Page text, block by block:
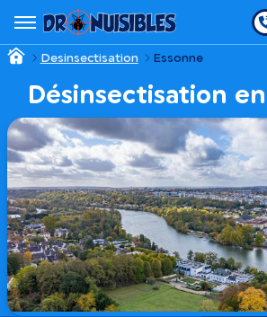
Desinsectisation Essonne
Désinsectisation